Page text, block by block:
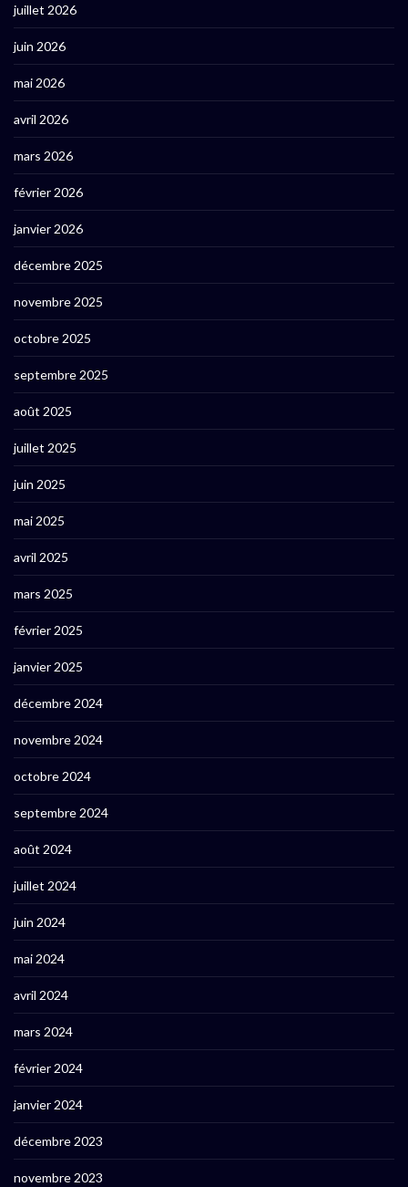
juillet 2026
juin 2026
mai 2026
avril 2026
mars 2026
février 2026
janvier 2026
décembre 2025
novembre 2025
octobre 2025
septembre 2025
août 2025
juillet 2025
juin 2025
mai 2025
avril 2025
mars 2025
février 2025
janvier 2025
décembre 2024
novembre 2024
octobre 2024
septembre 2024
août 2024
juillet 2024
juin 2024
mai 2024
avril 2024
mars 2024
février 2024
janvier 2024
décembre 2023
novembre 2023